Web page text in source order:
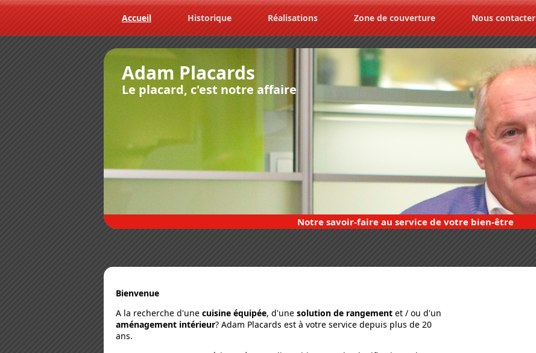
Accueil Historique Réalisations Zone de couverture Nous contacter
Adam Placards
Le placard, c'est notre affaire
Notre savoir-faire au service de votre bien-être
Bienvenue
A la recherche d'une cuisine équipée, d'une solution de rangement et / ou d'un
aménagement intérieur? Adam Placards est à votre service depuis plus de 20
ans.